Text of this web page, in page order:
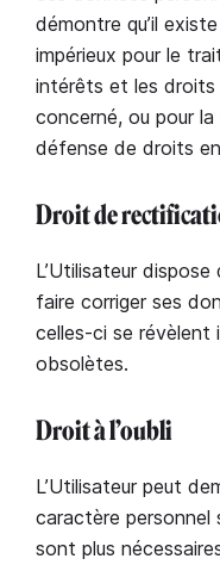
démontre qu’il
impérieux pour le
intérêts et les droits
concerné, ou pour
défense de droits
Droit de
L’Utilisateur
faire corriger ses
celles-ci se révèlent
obsolètes.
Droit à l’oubli
L’Utilisateur peut
caractère personnel
sont plus